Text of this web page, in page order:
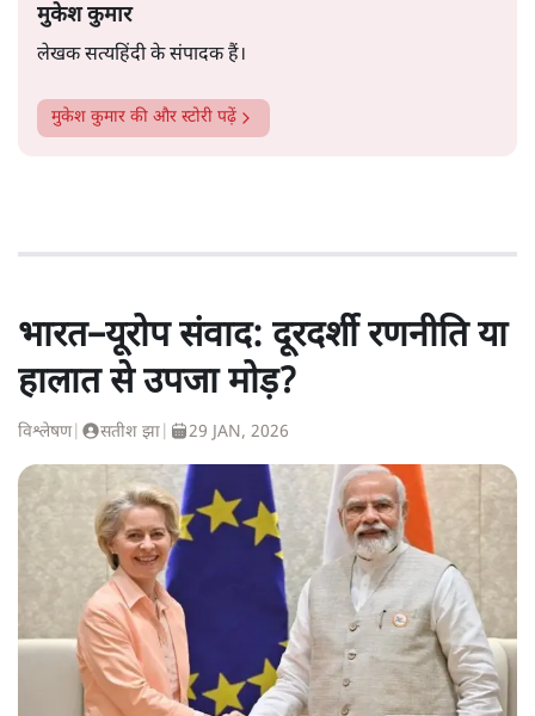
मुकेश कुमार
लेखक सत्यहिंदी के संपादक हैं।
मुकेश कुमार की और स्टोरी पढ़ें
भारत–यूरोप संवाद: दूरदर्शी रणनीति या
हालात से उपजा मोड़?
विश्लेषण| सतीश झा 29 JAN, 2026